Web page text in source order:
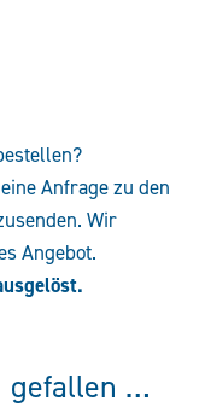
Anfrage zu den
Wir
Angebot.
gefallen …